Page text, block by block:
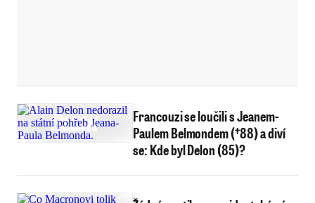
Francouzi se loučili s Jeanem-
Paulem Belmondem (†88) a diví
se: Kde byl Delon (85)?